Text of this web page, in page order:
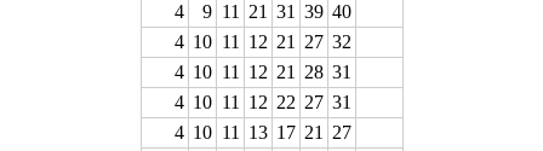
4
9 11 21 31 39 40
4 10 11 12 21 27 32
4 10 11 12 21 28 31
4 10 11 12 22 27 31
4 10 11 13 17 21
27